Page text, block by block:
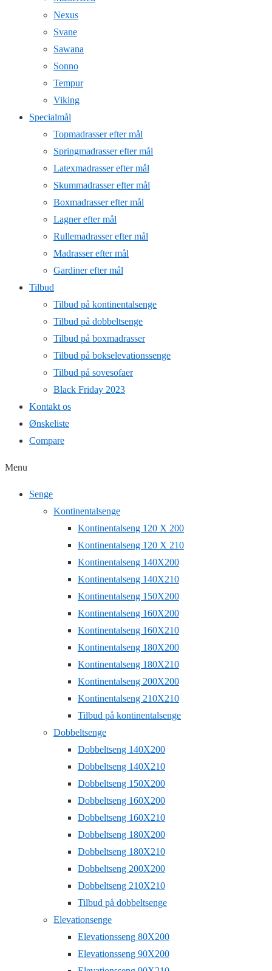
Nexus
Svane
Sawana
Sonno
Tempur
Viking
Specialmål
Topmadrasser efter mål
Springmadrasser efter mål
Latexmadrasser efter mål
Skummadrasser efter mål
Boxmadrasser efter mål
Lagner efter mål
Rullemadrasser efter mål
Madrasser efter mål
Gardiner efter mål
Tilbud
Tilbud på kontinentalsenge
Tilbud på dobbeltsenge
Tilbud på boxmadrasser
Tilbud på bokselevationssenge
Tilbud på sovesofaer
Black Friday 2023
Kontakt os
Ønskeliste
Compare
Menu
Senge
Kontinentalsenge
Kontinentalseng 120 X 200
Kontinentalseng 120 X 210
Kontinentalseng 140X200
Kontinentalseng 140X210
Kontinentalseng 150X200
Kontinentalseng 160X200
Kontinentalseng 160X210
Kontinentalseng 180X200
Kontinentalseng 180X210
Kontinentalseng 200X200
Kontinentalseng 210X210
Tilbud på kontinentalsenge
Dobbeltsenge
Dobbeltseng 140X200
Dobbeltseng 140X210
Dobbeltseng 150X200
Dobbeltseng 160X200
Dobbeltseng 160X210
Dobbeltseng 180X200
Dobbeltseng 180X210
Dobbeltseng 200X200
Dobbeltseng 210X210
Tilbud på dobbeltsenge
Elevationsenge
Elevationsseng 80X200
Elevationsseng 90X200